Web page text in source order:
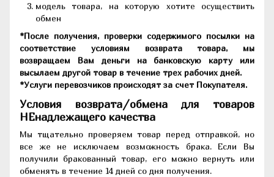
модель товара, на которую хотите осуществить
обмен
*После получения, проверки содержимого посылки на
соответствие условиям возврата товара, мы
возвращаем Вам деньги на банковскую карту или
высылаем другой товар в течение трех рабочих дней.
*Услуги перевозчиков происходят за счет Покупателя.
Условия возврата/обмена для товаров
НЕнадлежащего качества
Мы тщательно проверяем товар перед отправкой, но
все же не исключаем возможность брака. Если Вы
получили бракованный товар, его можно вернуть или
обменять в течение 14 дней со дня получения.